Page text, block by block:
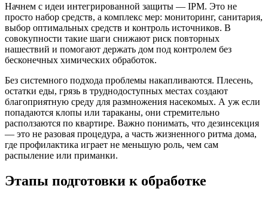
Начнем с идеи интегрированной защиты — IPM. Это не
просто набор средств, а комплекс мер: мониторинг, санитария,
выбор оптимальных средств и контроль источников. В
совокупности такие шаги снижают риск повторных
нашествий и помогают держать дом под контролем без
бесконечных химических обработок.
Без системного подхода проблемы накапливаются. Плесень,
остатки еды, грязь в труднодоступных местах создают
благоприятную среду для размножения насекомых. А уж если
попадаются клопы или тараканы, они стремительно
расползаются по квартире. Важно понимать, что дезинсекция
— это не разовая процедура, а часть жизненного ритма дома,
где профилактика играет не меньшую роль, чем сам
распыление или приманки.
Этапы подготовки к обработке